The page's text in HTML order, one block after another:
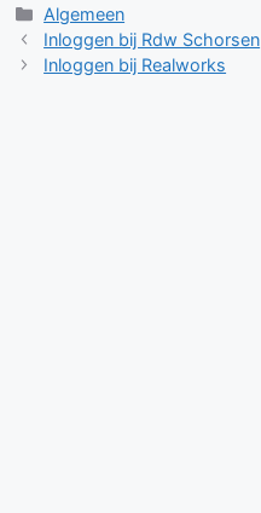
Categorieën
Algemeen
Inloggen bij Rdw Schorsen
Inloggen bij Realworks